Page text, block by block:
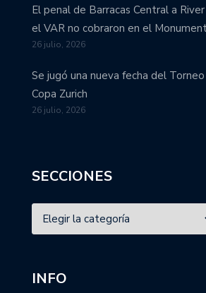
El penal de Barracas Central a
el VAR no cobraron en el
26 julio, 2026
Se jugó una nueva fecha del
Copa Zurich
26 julio, 2026
SECCIONES
INFO